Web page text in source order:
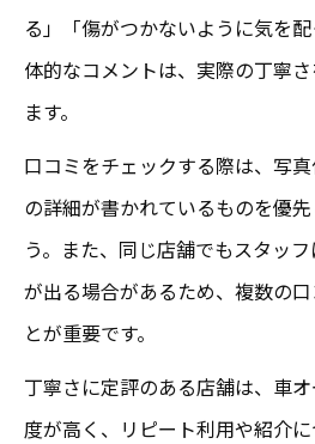
る」「傷がつかないように気を
体的なコメントは、実際の丁寧
ます。
口コミをチェックする際は、写
の詳細が書かれているものを優
う。また、同じ店舗でもスタッ
が出る場合があるため、複数の
とが重要です。
丁寧さに定評のある店舗は、車
度が高く、リピート利用や紹介